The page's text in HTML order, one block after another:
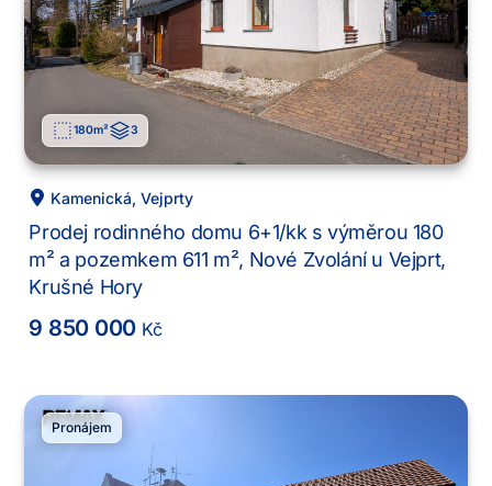
180m² 3
Kamenická,Vejprty
Prodej rodinného domu 6+1/kk s výměrou 180
m² a pozemkem 611 m², Nové Zvolání u Vejprt,
Krušné Hory
9 850 000 Kč
Pronájem